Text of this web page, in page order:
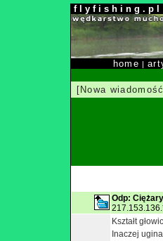
f l y f i s h i n g . p l
home |
[Nowa
Odp:
Kształt
Inaczej